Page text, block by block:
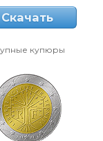
Скачать
купюры